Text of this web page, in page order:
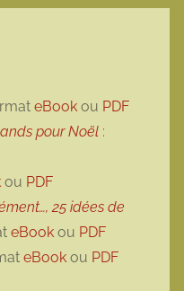
eBook ou PDF
pour Noël :
ou PDF
25 idées de
eBook ou PDF
eBook ou PDF